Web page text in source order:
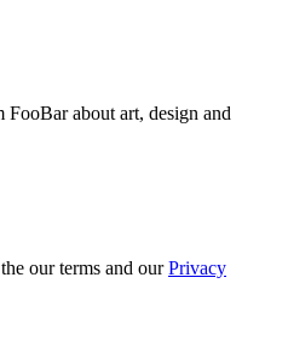
FooBar about art, design and
our terms and ourPrivacy